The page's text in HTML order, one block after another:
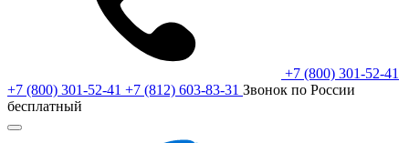
+7 (800) 301-52-41
+7 (800) 301-52-41 +7 (812) 603-83-31 Звонок по России
бесплатный